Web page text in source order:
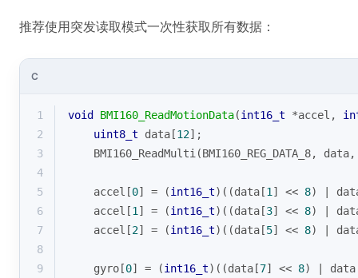
推荐使用突发读取模式一次性获取所有数据：
C
1 void BMI160_ReadMotionData(int16_t *accel,
2
uint8_t data[12];
3
BMI160_ReadMulti(BMI160_REG_DATA_8,
4
5
    accel[
0] = (int16_t)((data[1 ] << 8) |
6
    accel[
1 ] = (int16_t)((data[3] << 8) |
7
    accel[
2] = (int16_t)((data[5] << 8) |
8
9
    gyro[
0] = (int16_t)((data[7] << 8) |